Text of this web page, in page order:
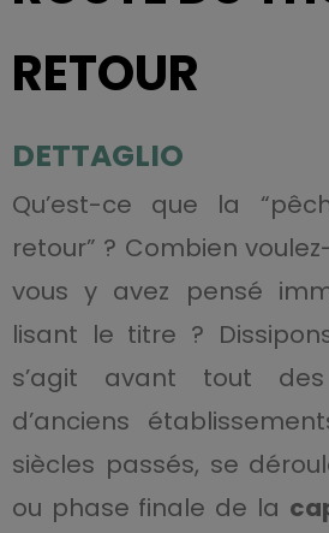
RETOUR
DETTAGLIO
Qu’est-ce que la
retour” ? Combien
vous y avez pensé
lisant le titre ?
s’agit avant tout
d’anciens
siècles passés, se
ou phase finale de la